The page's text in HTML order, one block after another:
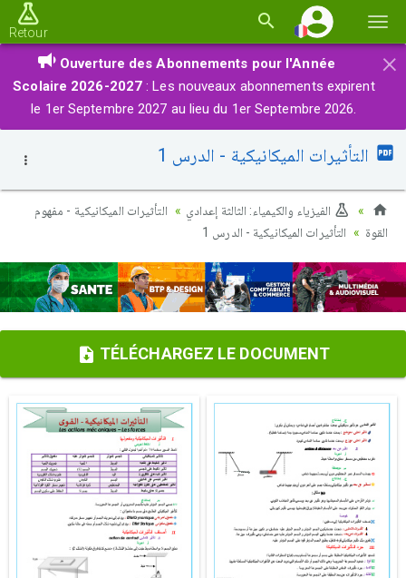
la
Retour
×
Ouverture des Abonnements pour l'Année
Scolaire 2026-2027 : Les nouveaux abonnements expirent
le 1er Septembre 2027 au lieu du 1er Septembre 2026.
التأثيرات الميكانيكية - الدرس 1
الفيزياء والكيمياء: الثالثة إعدادي
التأثيرات الميكانيكية - مفهوم
القوة
التأثيرات الميكانيكية - الدرس 1
TÉLÉCHARGEZ LE DOCUMENT